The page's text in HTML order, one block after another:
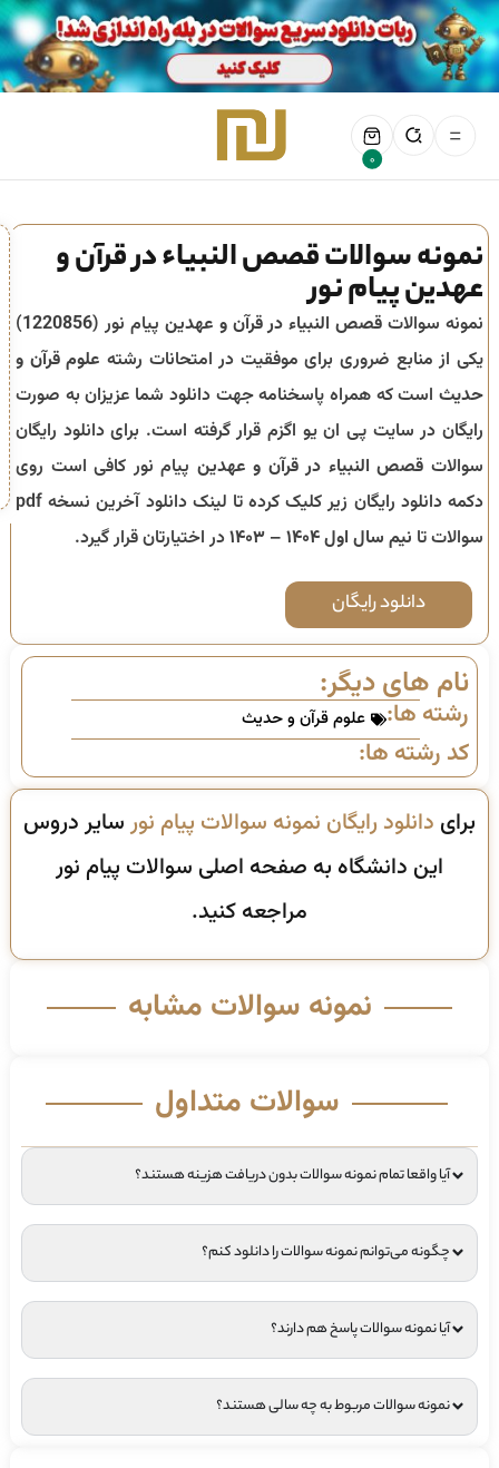
0
نمونه سوالات قصص النبیاء در قرآن و
عهدین پیام نور
نمونه سوالات قصص النبیاء در قرآن و عهدین پیام نور (1220856
)
یکی از منابع ضروری برای موفقیت در امتحانات رشته علوم قرآن و
حدیث است که همراه پاسخنامه جهت دانلود شما عزیزان به صورت
رایگان در سایت پی ان یو اگزم قرار گرفته است. برای دانلود رایگان
سوالات قصص النبیاء در قرآن و عهدین پیام نور کافی است روی
دکمه دانلود رایگان زیر کلیک کرده تا لینک دانلود آخرین نسخه pdf
سوالات تا نیم سال اول ۱۴۰۴ – ۱۴۰۳ در اختیارتان قرار گیرد.
دانلود رایگان
نام های دیگر:
رشته ها: علوم قرآن و حدیث
کد رشته ها:
برای دانلود رایگان نمونه سوالات پیام نورسایر دروس
این دانشگاه به صفحه اصلی سوالات پیام نور
مراجعه کنید.
نمونه سوالات مشابه
سوالات متداول
آیا واقعا تمام نمونه سوالات بدون دریافت هزینه هستند؟
چگونه می‌توانم نمونه سوالات را دانلود کنم؟
آیا نمونه سوالات پاسخ هم دارند؟
نمونه سوالات مربوط به چه سالی هستند؟